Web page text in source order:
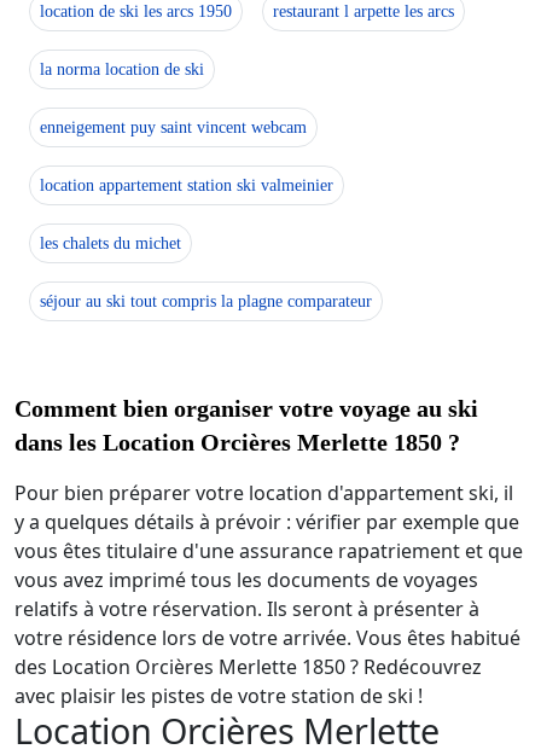
location de ski les arcs 1950 restaurant l arpette les arcs
la norma location de ski
enneigement puy saint vincent webcam
location appartement station ski valmeinier
les chalets du michet
séjour au ski tout compris la plagne comparateur
Comment bien organiser votre voyage au ski
dans les Location Orcières Merlette 1850 ?
Pour bien préparer votre location d'appartement ski, il
y a quelques détails à prévoir : vérifier par exemple que
vous êtes titulaire d'une assurance rapatriement et que
vous avez imprimé tous les documents de voyages
relatifs à votre réservation. Ils seront à présenter à
votre résidence lors de votre arrivée. Vous êtes habitué
des Location Orcières Merlette 1850 ? Redécouvrez
avec plaisir les pistes de votre station de ski !
Location Orcières Merlette